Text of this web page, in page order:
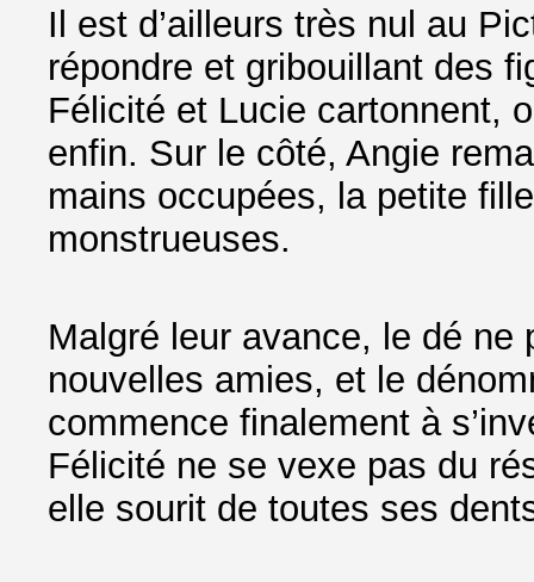
Il est d’ailleurs très nul au
répondre et gribouillant des
Félicité et Lucie cartonnent,
enfin. Sur le côté, Angie
mains occupées, la petite
monstrueuses.
Malgré leur avance, le dé
nouvelles amies, et le
commence finalement à
Félicité ne se vexe pas du
elle sourit de toutes ses